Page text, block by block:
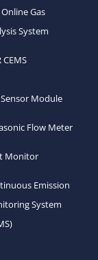
Gas
System
CEMS
Sensor Module
Flow Meter
Monitor
Emission
System